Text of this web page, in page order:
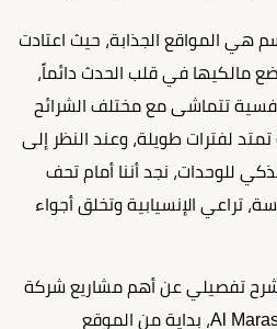
هي المواقع الجذابة، حيث اعتادت
مالكيها في قلب الحدث دائماً،
تتماشى مع مختلف الشرائح
لفترات طويلة، وعند النظر إلى
للوحدات، نجد أننا أمام تحف
تراعي الإنسيابية وتخلق أجواء
شرح تفصيلي عن أهم مشاريع شركة
المراسم Al Marasem Development، بداية من الموقع